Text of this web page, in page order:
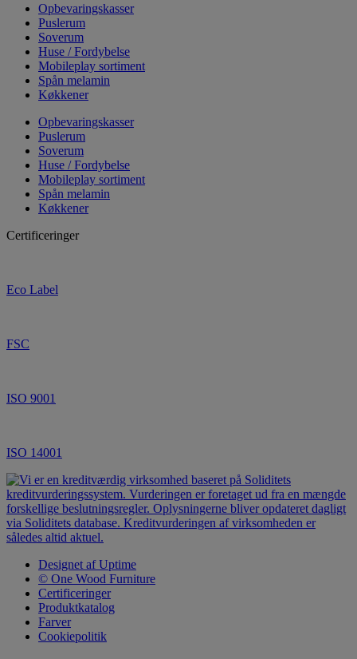
Opbevaringskasser
Puslerum
Soverum
Huse / Fordybelse
Mobileplay sortiment
Spån melamin
Køkkener
Opbevaringskasser
Puslerum
Soverum
Huse / Fordybelse
Mobileplay sortiment
Spån melamin
Køkkener
Certificeringer
Eco Label
FSC
ISO 9001
ISO 14001
Designet af Uptime
© One Wood Furniture
Certificeringer
Produktkatalog
Farver
Cookiepolitik